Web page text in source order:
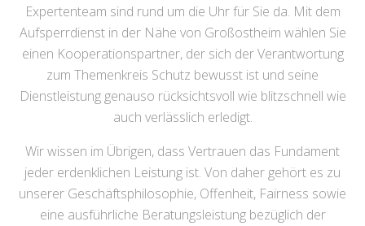
Expertenteam sind rund um die Uhr für Sie da. Mit dem
Aufsperrdienst in der Nähe von Großostheim wählen Sie
einen Kooperationspartner, der sich der Verantwortung
zum Themenkreis Schutz bewusst ist und seine
Dienstleistung genauso rücksichtsvoll wie blitzschnell wie
auch verlässlich erledigt.
Wir wissen im Übrigen, dass Vertrauen das Fundament
jeder erdenklichen Leistung ist. Von daher gehört es zu
unserer Geschäftsphilosophie, Offenheit, Fairness sowie
eine ausführliche Beratungsleistung bezüglich der